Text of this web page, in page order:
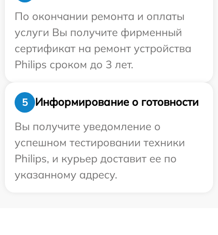
По окончании ремонта и оплаты
услуги Вы получите фирменный
сертификат на ремонт устройства
Philips сроком до 3 лет.
5
Информирование о готовности
Вы получите уведомление о
успешном тестировании техники
Philips, и курьер доставит ее по
указанному адресу.